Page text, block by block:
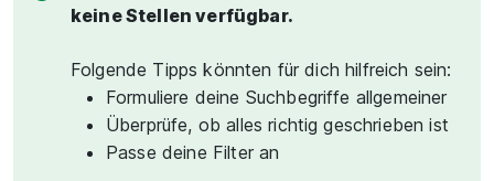
keine Stellen verfügbar.
Folgende Tipps könnten für dich hilfreich sein:
Formuliere deine Suchbegriffe allgemeiner
Überprüfe, ob alles richtig geschrieben ist
Passe deine Filter an